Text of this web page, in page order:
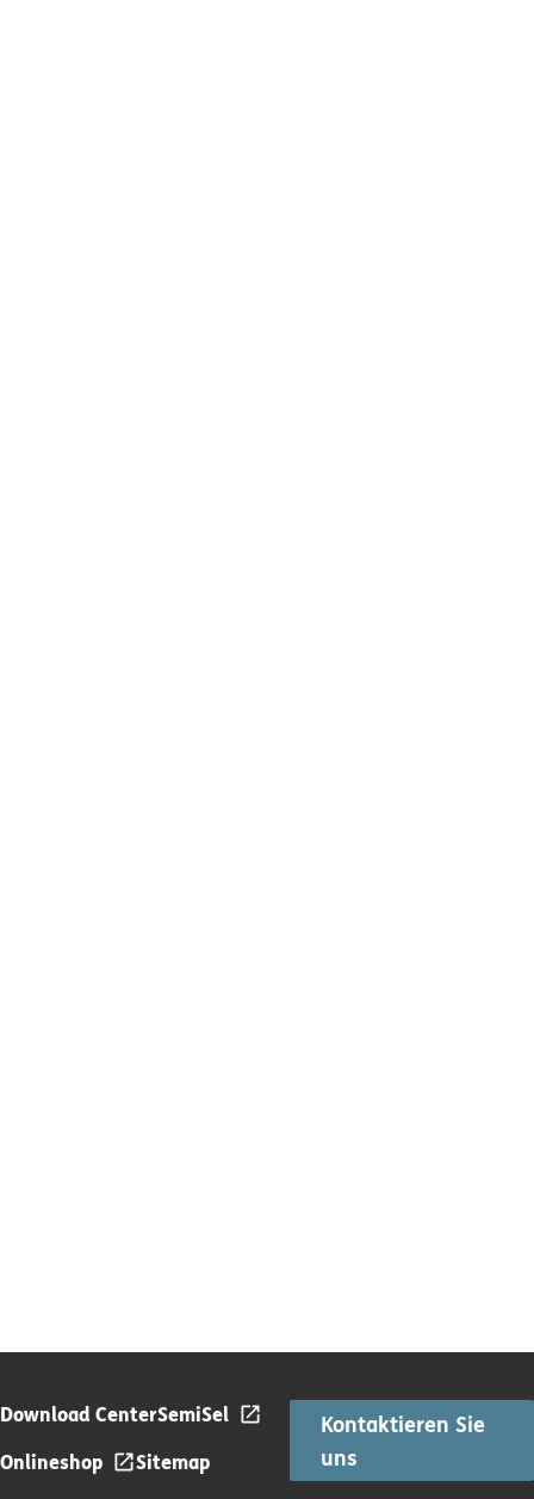
Download CenterSemiSel
Onlineshop
Sitemap
Kontaktieren Sie
uns